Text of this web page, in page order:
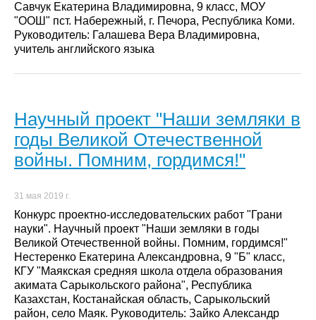
Савчук Екатерина Владимировна, 9 класс, МОУ
"ООШ" пст. Набережный, г. Печора, Республика Коми.
Руководитель: Галашева Вера Владимировна,
учитель английского языка
Научный проект "Наши земляки в
годы Великой Отечественной
войны. Помним, гордимся!"
31 мая 2019 г.
Конкурс проектно-исследовательских работ "Грани
науки". Научный проект "Наши земляки в годы
Великой Отечественной войны. Помним, гордимся!"
Нестеренко Екатерина Александровна, 9 "Б" класс,
КГУ "Маякская средняя школа отдела образования
акимата Сарыкольского района", Республика
Казахстан, Костанайская область, Сарыкольский
район, село Маяк. Руководитель: Зайко Александр